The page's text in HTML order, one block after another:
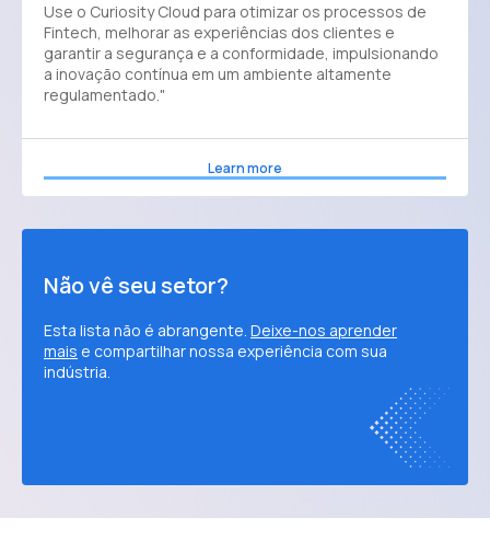
Use o Curiosity Cloud para otimizar os processos de
Fintech, melhorar as experiências dos clientes e
garantir a segurança e a conformidade, impulsionando
a inovação contínua em um ambiente altamente
regulamentado."
Learn more
Não vê seu setor?
Esta lista não é abrangente. Deixe-nos aprender
mais e compartilhar nossa experiência com sua
indústria.